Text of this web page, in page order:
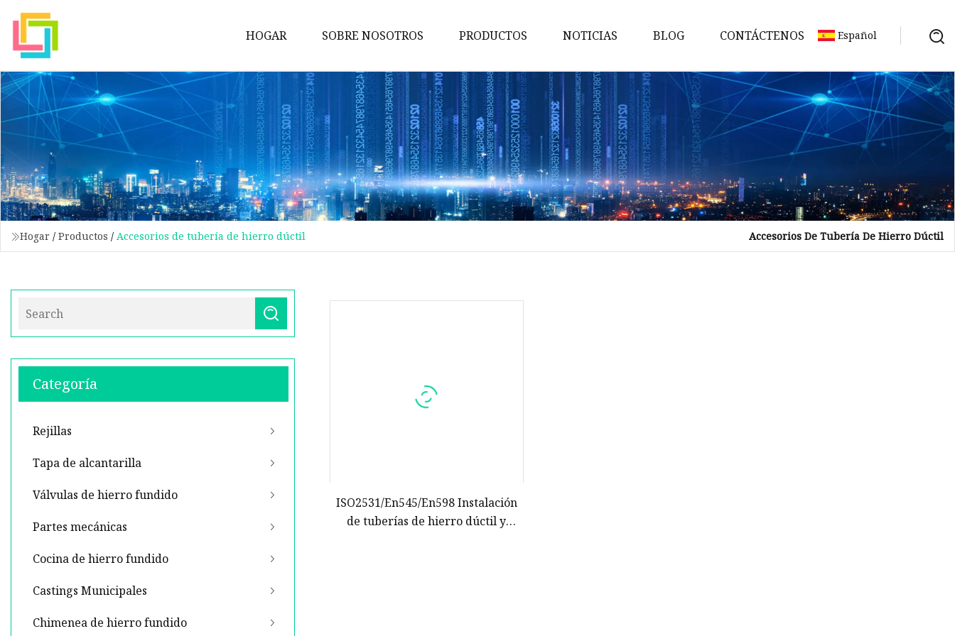
HOGAR SOBRE NOSOTROS PRODUCTOS
Rejillas
Tapa de alcantarilla
Válvulas de hierro fundido
Partes mecánicas
Cocina de hierro fundido
Castings Municipales
NOTICIAS BLOG CONTÁCTENOS Español
Hogar / Productos / Accesorios de tubería de hierro dúctil Accesorios De Tubería De Hierro Dúctil
Categoría
Rejillas
Tapa de alcantarilla
Válvulas de hierro fundido
Partes mecánicas
Cocina de hierro fundido
Castings Municipales
Chimenea de hierro fundido
ISO2531/En545/En598 Instalación
de tuberías de hierro dúctil y